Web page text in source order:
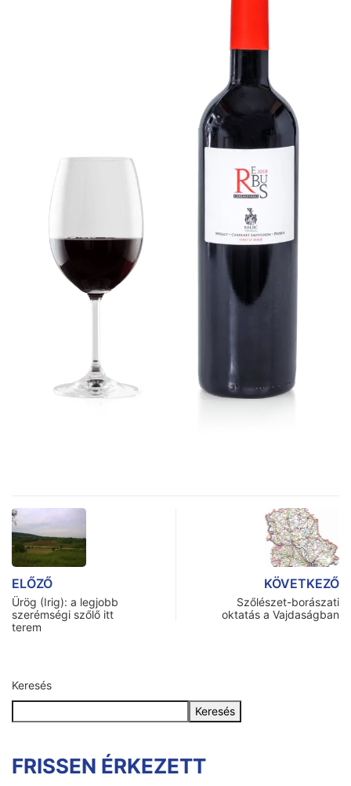
ELŐZŐ
Ürög (Irig): a legjobb
szerémségi szőlő itt
terem
KÖVETKEZŐ
Szőlészet-borászati
oktatás a Vajdaságban
Keresés
Keresés
FRISSEN ÉRKEZETT